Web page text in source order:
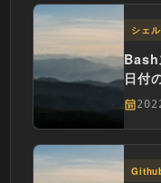
シェ
Bash
日付